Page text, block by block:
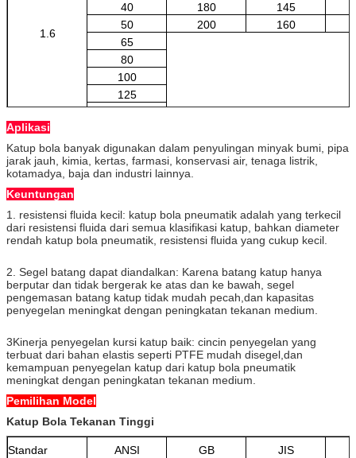
1.6
40
180
145
50
200 160
65
80
100
125
Aplikasi
Katup bola banyak digunakan dalam penyulingan minyak bumi, pipa
jarak jauh, kimia, kertas, farmasi, konservasi air, tenaga listrik,
kotamadya, baja dan industri lainnya.
Keuntungan
1. resistensi fluida kecil: katup bola pneumatik adalah yang terkecil
dari resistensi fluida dari semua klasifikasi katup, bahkan diameter
rendah katup bola pneumatik, resistensi fluida yang cukup kecil.
2. Segel batang dapat diandalkan: Karena batang katup hanya
berputar dan tidak bergerak ke atas dan ke bawah, segel
pengemasan batang katup tidak mudah pecah,dan kapasitas
penyegelan meningkat dengan peningkatan tekanan medium.
3Kinerja penyegelan kursi katup baik: cincin penyegelan yang
terbuat dari bahan elastis seperti PTFE mudah disegel,dan
kemampuan penyegelan katup dari katup bola pneumatik
meningkat dengan peningkatan tekanan medium.
Pemilihan Model
Katup Bola Tekanan Tinggi
Standar ANSI GB
JIS